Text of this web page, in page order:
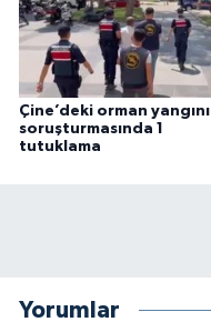
Çine’deki orman yangını
soruşturmasında 1
tutuklama
Yorumlar